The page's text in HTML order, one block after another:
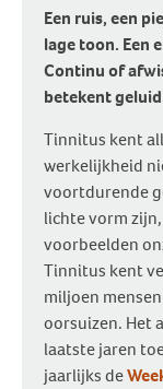
Een ruis, een
lage toon. Een
Continu of
betekent
Tinnitus kent
werkelijkheid
voortdurende
lichte vorm
voorbeelden
Tinnitus kent
miljoen
oorsuizen. Het
laatste jaren
jaarlijks de